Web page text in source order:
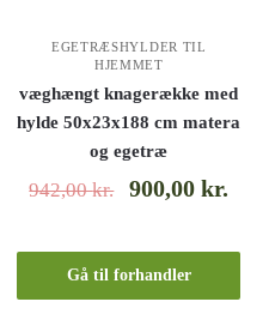
EGETRÆSHYLDER TIL
HJEMMET
væghængt knagerække med
hylde 50x23x188 cm matera
og egetræ
942,00kr. 900,00kr.
Gå til forhandler